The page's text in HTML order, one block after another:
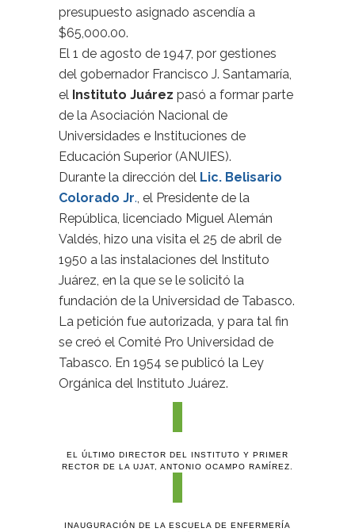
presupuesto asignado ascendía a
$65,000.00.
El 1 de agosto de 1947, por gestiones
del gobernador Francisco J. Santamaría,
el Instituto Juárez pasó a formar parte
de la Asociación Nacional de
Universidades e Instituciones de
Educación Superior (ANUIES).
Durante la dirección del Lic. Belisario
Colorado Jr., el Presidente de la
República, licenciado Miguel Alemán
Valdés, hizo una visita el 25 de abril de
1950 a las instalaciones del Instituto
Juárez, en la que se le solicitó la
fundación de la Universidad de Tabasco.
La petición fue autorizada, y para tal fin
se creó el Comité Pro Universidad de
Tabasco. En 1954 se publicó la Ley
Orgánica del Instituto Juárez.
EL ÚLTIMO DIRECTOR DEL INSTITUTO Y PRIMER
RECTOR DE LA UJAT, ANTONIO OCAMPO RAMÍREZ.
INAUGURACIÓN DE LA ESCUELA DE ENFERMERÍA